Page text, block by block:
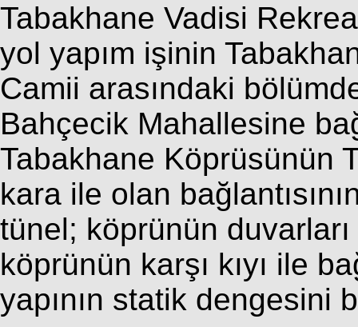
Tabakhane Vadisi
yol yapım işinin
Camii arasındaki
Bahçecik Mahallesine
Tabakhane Köprüsünün
kara ile olan
tünel; köprünün
köprünün karşı kıyı ile
yapının statik dengesini